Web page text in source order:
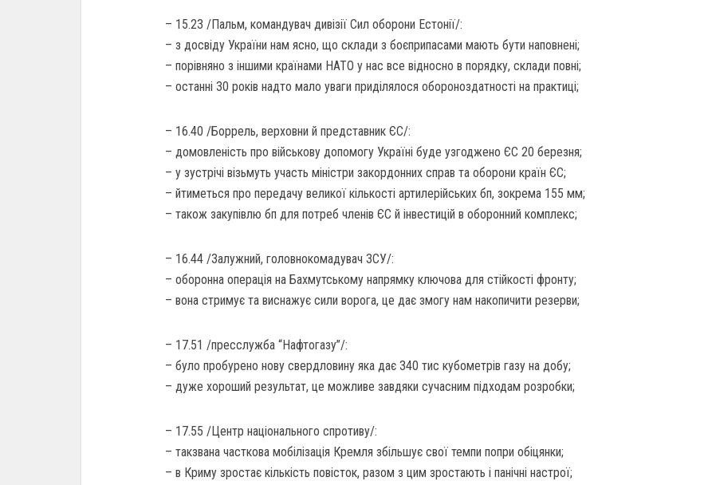
– 15.23 /Пальм, командувач дивізії Сил оборони Естонії/:
– з досвіду України нам ясно, що склади з боєприпасами мають бути наповнені;
– порівняно з іншими країнами НАТО у нас все відносно в порядку, склади повні;
– останні 30 років надто мало уваги приділялося обороноздатності на практиці;
– 16.40 /Боррель, верховни й представник ЄС/:
– домовленість про військову допомогу Україні буде узгоджено ЄС 20 березня;
– у зустрічі візьмуть участь міністри закордонних справ та оборони країн ЄС;
– йтиметься про передачу великої кількості артилерійських бп, зокрема 155 мм;
– також закупівлю бп для потреб членів ЄС й інвестицій в оборонний комплекс;
– 16.44 /Залужний, головнокомадувач ЗСУ/:
– оборонна операція на Бахмутському напрямку ключова для стійкості фронту;
– вона стримує та виснажує сили ворога, це дає змогу нам накопичити резерви;
– 17.51 /пресслужба “Нафтогазу”/:
– було пробурено нову свердловину яка дає 340 тис кубометрів газу на добу;
– дуже хороший результат, це можливе завдяки сучасним підходам розробки;
– 17.55 /Центр національного спротиву/:
– такзвана часткова мобілізація Кремля збільшує свої темпи попри обіцянки;
– в Криму зростає кількість повісток, разом з цим зростають і панічні настрої;